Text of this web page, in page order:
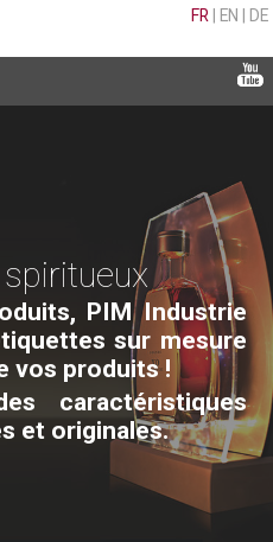
FR EN DE
PIM Industrie
sur mesure
vos produits !
caractéristiques
et originales.